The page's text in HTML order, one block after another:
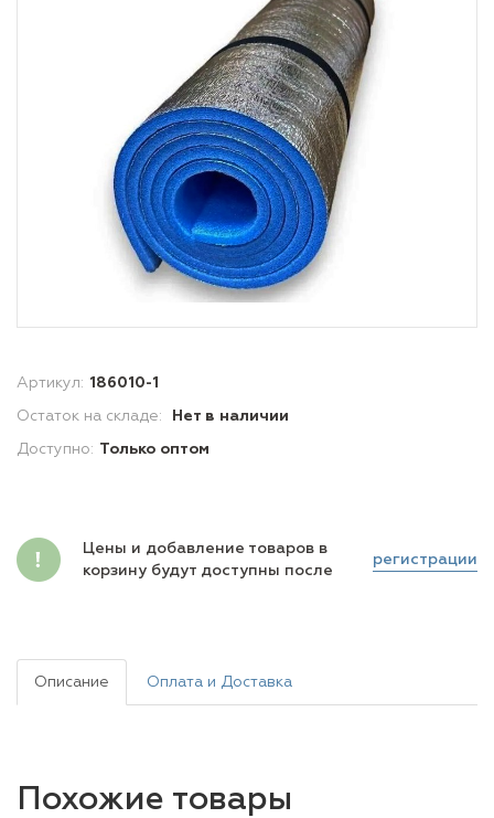
Артикул: 186010-1
Остаток на складе: Нет в наличии
Доступно: Только оптом
Цены и добавление товаров в
корзину будут доступны после
регистрации
Описание Оплата и Доставка
Похожие товары